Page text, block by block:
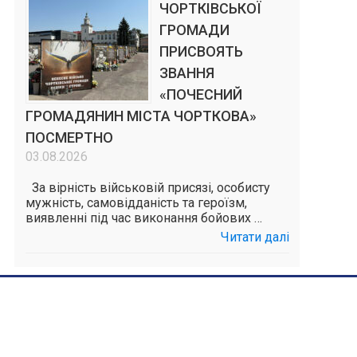
ЧОРТКІВСЬКОЇ
ГРОМАДИ
ПРИСВОЯТЬ
ЗВАННЯ
«ПОЧЕСНИЙ
ГРОМАДЯНИН МІСТА ЧОРТКОВА»
ПОСМЕРТНО
03.08.2026
За вірність військовій присязі, особисту
мужність, самовідданість та героїзм,
виявленні під час виконання бойових …
Читати далі